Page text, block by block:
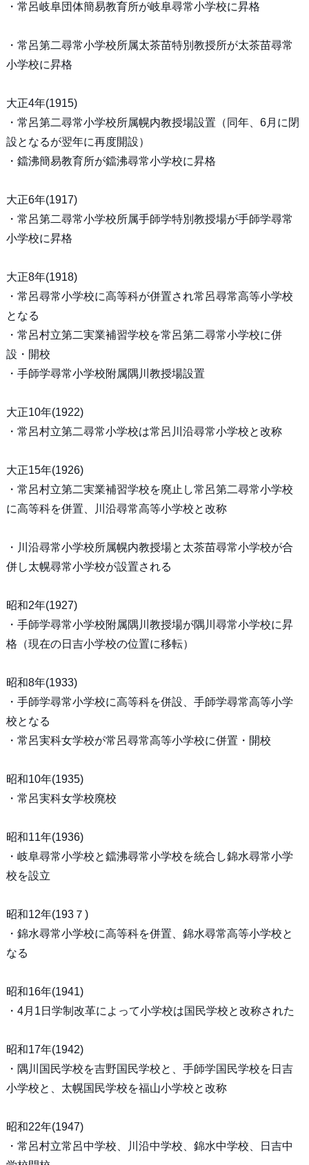
・常呂岐阜団体簡易教育所が岐阜尋常小学校に昇格
・常呂第二尋常小学校所属太茶苗特別教授所が太茶苗尋常
小学校に昇格
大正4年(1915)
・常呂第二尋常小学校所属幌内教授場設置（同年、6月に閉
設となるが翌年に再度開設）
・鐺沸簡易教育所が鐺沸尋常小学校に昇格
大正6年(1917)
・常呂第二尋常小学校所属手師学特別教授場が手師学尋常
小学校に昇格
大正8年(1918)
・常呂尋常小学校に高等科が併置され常呂尋常高等小学校
となる
・常呂村立第二実業補習学校を常呂第二尋常小学校に併
設・開校
・手師学尋常小学校附属隅川教授場設置
大正10年(1922)
・常呂村立第二尋常小学校は常呂川沿尋常小学校と改称
大正15年(1926)
・常呂村立第二実業補習学校を廃止し常呂第二尋常小学校
に高等科を併置、川沿尋常高等小学校と改称
・川沿尋常小学校所属幌内教授場と太茶苗尋常小学校が合
併し太幌尋常小学校が設置される
昭和2年(1927)
・手師学尋常小学校附属隅川教授場が隅川尋常小学校に昇
格（現在の日吉小学校の位置に移転）
昭和8年(1933)
・手師学尋常小学校に高等科を併設、手師学尋常高等小学
校となる
・常呂実科女学校が常呂尋常高等小学校に併置・開校
昭和10年(1935)
・常呂実科女学校廃校
昭和11年(1936)
・岐阜尋常小学校と鐺沸尋常小学校を統合し錦水尋常小学
校を設立
昭和12年(193７)
・錦水尋常小学校に高等科を併置、錦水尋常高等小学校と
なる
昭和16年(1941)
・4月1日学制改革によって小学校は国民学校と改称された
昭和17年(1942)
・隅川国民学校を吉野国民学校と、手師学国民学校を日吉
小学校と、太幌国民学校を福山小学校と改称
昭和22年(1947)
・常呂村立常呂中学校、川沿中学校、錦水中学校、日吉中